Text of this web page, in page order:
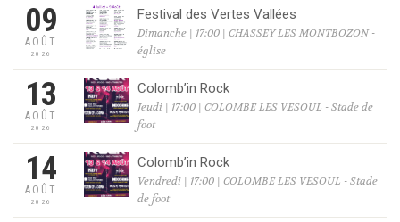
09
AOÛT
2026
Festival des Vertes Vallées
Dimanche | 17:00 | CHASSEY LES MONTBOZON -
église
13
AOÛT
2026
Colomb’in Rock
Jeudi | 17:00 | COLOMBE LES VESOUL - Stade de
foot
14
AOÛT
2026
Colomb’in Rock
Vendredi | 17:00 | COLOMBE LES VESOUL - Stade
de foot